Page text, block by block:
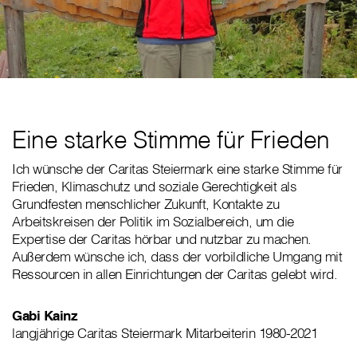
Eine starke Stimme für Frieden
Ich wünsche der Caritas Steiermark eine starke Stimme für
Frieden, Klimaschutz und soziale Gerechtigkeit als
Grundfesten menschlicher Zukunft, Kontakte zu
Arbeitskreisen der Politik im Sozialbereich, um die
Expertise der Caritas hörbar und nutzbar zu machen.
Außerdem wünsche ich, dass der vorbildliche Umgang mit
Ressourcen in allen Einrichtungen der Caritas gelebt wird.
Gabi Kainz
langjährige Caritas Steiermark Mitarbeiterin 1980-2021